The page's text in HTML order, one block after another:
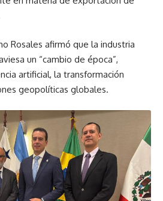
Rosales afirmó que la industria
un “cambio de época”,
artificial, la transformación
geopolíticas globales.